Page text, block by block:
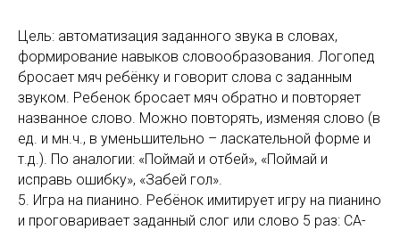
Цель: автоматизация заданного звука в словах,
формирование навыков словообразования. Логопед
бросает мяч ребёнку и говорит слова с заданным
звуком. Ребенок бросает мяч обратно и повторяет
названное слово. Можно повторять, изменяя слово (в
ед. и мн.ч., в уменьшительно – ласкательной форме и
т.д.). По аналогии: «Поймай и отбей», «Поймай и
исправь ошибку», «Забей гол».
5. Игра на пианино. Ребёнок имитирует игру на пианино
и проговаривает заданный слог или слово 5 раз: СА-